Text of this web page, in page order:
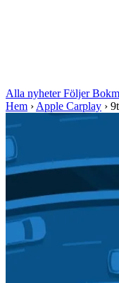
Alla nyheterFöljer
Hem › Apple Carplay ›